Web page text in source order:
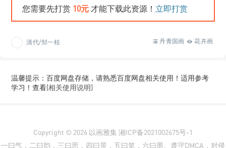
您需要先打赏 10元 才能下载此资源！ 立即打赏
清代/邹一桂 花卉画
丹青国画
温馨提示：百度网盘存储，请熟悉百度网盘相关使用！适用参考
学习！查看[相关使用说明]
Copyright © 2026 以画雅集 湘ICP备2021002675号-1
一曰气，二曰韵，三曰思，四曰景，五曰笔，六曰墨。遵守DMCA，对侵